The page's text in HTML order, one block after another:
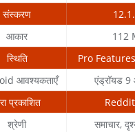
संस्करण
आकार
112
स्थिति
Pro
आवश्यकताएँ
एंड्रॉयड
प्रकाशित
श्रेणी
समाचार,